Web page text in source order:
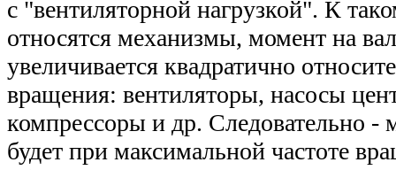
с "вентиляторной нагрузкой". К
относятся механизмы, момент на
увеличивается квадратично
вращения: вентиляторы, насосы
компрессоры и др. Следовательно -
будет при максимальной частоте